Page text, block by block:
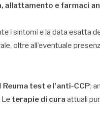
allattamento e farmaci
i sintomi e la data esatta
oltre all’eventuale
Reuma test e l’anti-CCP;
Le terapie di cura attuali